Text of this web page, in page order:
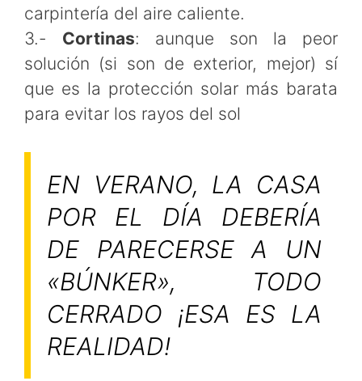
carpintería del aire caliente.
3.- Cortinas: aunque son la peor
solución (si son de exterior, mejor) sí
que es la protección solar más barata
para evitar los rayos del sol
EN VERANO, LA CASA
POR EL DÍA DEBERÍA
DE PARECERSE A UN
«BÚNKER», TODO
CERRADO ¡ESA ES LA
REALIDAD!